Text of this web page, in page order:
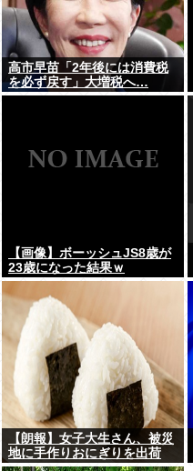
高市早苗「2年後には消費税
を必ず戻す」大増税へ…
【画像】ボーッシュJS8歳が
23歳になった結果ｗ
【朗報】女子大生さん、被災
地に手作りおにぎりを出荷